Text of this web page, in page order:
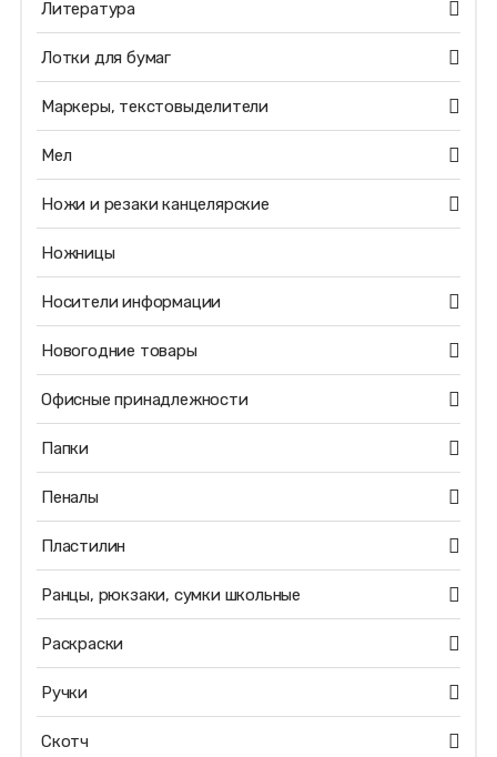
Литература
Лотки для бумаг
Маркеры, текстовыделители
Мел
Ножи и резаки канцелярские
Ножницы
Носители информации
Новогодние товары
Офисные принадлежности
Папки
Пеналы
Пластилин
Ранцы, рюкзаки, сумки школьные
Раскраски
Ручки
Скотч